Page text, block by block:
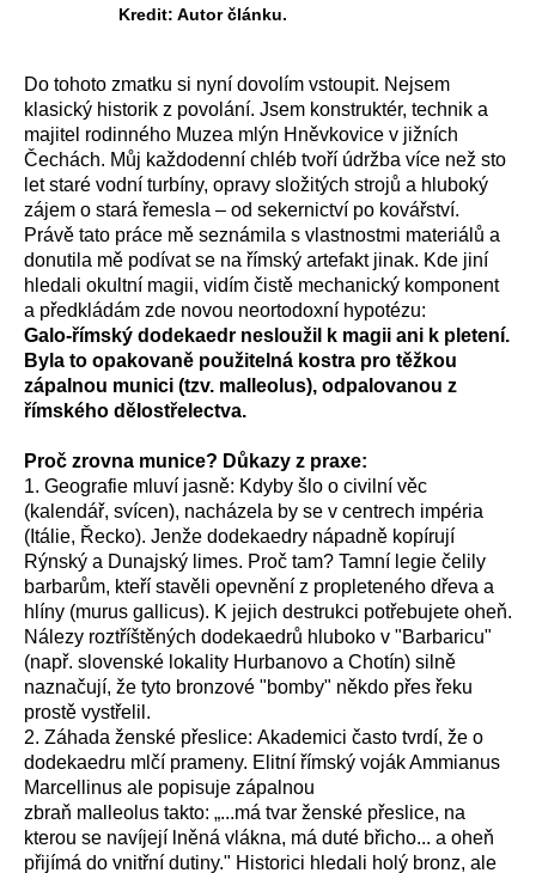
Kredit: Autor článku.
Do tohoto zmatku si nyní dovolím vstoupit. Nejsem
klasický historik z povolání. Jsem konstruktér, technik a
majitel rodinného Muzea mlýn Hněvkovice v jižních
Čechách. Můj každodenní chléb tvoří údržba více než sto
let staré vodní turbíny, opravy složitých strojů a hluboký
zájem o stará řemesla – od sekernictví po kovářství.
Právě tato práce mě seznámila s vlastnostmi materiálů a
donutila mě podívat se na římský artefakt jinak. Kde jiní
hledali okultní magii, vidím čistě mechanický komponent
a předkládám zde novou neortodoxní hypotézu:
Galo-římský dodekaedr nesloužil k magii ani k pletení.
Byla to opakovaně použitelná kostra pro těžkou
zápalnou munici (tzv. malleolus), odpalovanou z
římského dělostřelectva.
Proč zrovna munice? Důkazy z praxe:
1. Geografie mluví jasně: Kdyby šlo o civilní věc
(kalendář, svícen), nacházela by se v centrech impéria
(Itálie, Řecko). Jenže dodekaedry nápadně kopírují
Rýnský a Dunajský limes. Proč tam? Tamní legie čelily
barbarům, kteří stavěli opevnění z propleteného dřeva a
hlíny (murus gallicus). K jejich destrukci potřebujete oheň.
Nálezy roztříštěných dodekaedrů hluboko v "Barbaricu"
(např. slovenské lokality Hurbanovo a Chotín) silně
naznačují, že tyto bronzové "bomby" někdo přes řeku
prostě vystřelil.
2. Záhada ženské přeslice: Akademici často tvrdí, že o
dodekaedru mlčí prameny. Elitní římský voják Ammianus
Marcellinus ale popisuje zápalnou
zbraň malleolus takto: „...má tvar ženské přeslice, na
kterou se navíjejí lněná vlákna, má duté břicho... a oheň
přijímá do vnitřní dutiny." Historici hledali holý bronz, ale